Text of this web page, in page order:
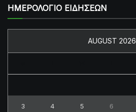
ΗΜΕΡΟΛΟΓΙΟ ΕΙΔΗΣΕΩΝ
AUGUST 2026
3 4 5 6